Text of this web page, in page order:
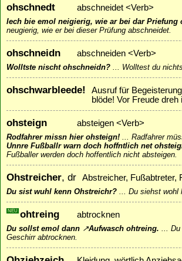
ohschnedt abschneidet <Verb>
Iech bie emol neigierig, wie ar bei dar Priefung
neugierig, wie er bei dieser Prüfung abschneidet.
ohschneidn abschneiden <Verb>
Wolltste nischt ohschneidn? Wolltest du
ohschwarbleede!
Ausruf für
blöde! Vor Freude dreh
ohsteign absteigen <Verb>
Rodfahrer missn hier ohsteign!
Radfahrer
Unnre Fußballr warn doch hoffntlich net
Fußballer werden doch hoffentlich nicht absteigen.
Ohstreicher, dr Abstreicher, Fußabtreter,
Du sist wuhl kenn Ohstreichr? Du siehst wohl
NEU ohtreing abtrocknen
Du sollst emol dann ↗Aufwasch ohtreing.
Geschirr abtrocknen.